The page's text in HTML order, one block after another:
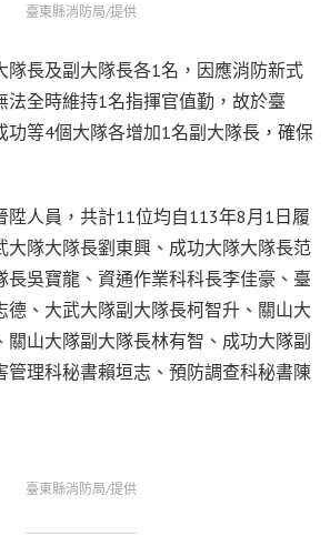
臺東縣消防局/提供
隊長及副大隊長各1名，因應消防新式
法全時維持1名指揮官值勤，故於臺
功等4個大隊各增加1名副大隊長，確保
陞人員，共計11位均自113年8月1日履
大隊大隊長劉東興、成功大隊大隊長范
長吳寶龍、資通作業科科長李佳豪、臺
德、大武大隊副大隊長柯智升、關山大
關山大隊副大隊長林有智、成功大隊副
管理科秘書賴垣志、預防調查科秘書陳
臺東縣消防局/提供